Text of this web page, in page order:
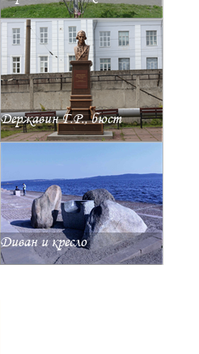
Державин Г.Р., бюст
Диван и кресло